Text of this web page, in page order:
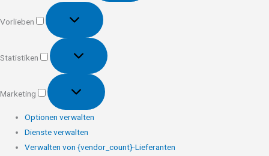
Vorlieben
Vorlieben
Statistiken
Statistiken
Marketing
Marketing
Optionen verwalten
Dienste verwalten
Verwalten von {vendor_count}-Lieferanten